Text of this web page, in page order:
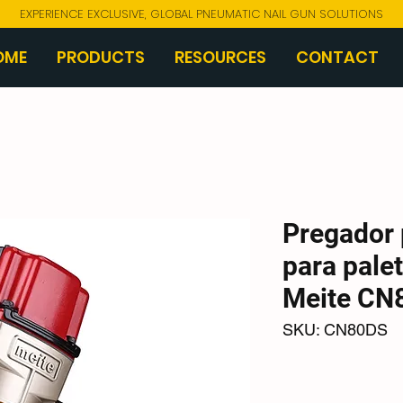
EXPERIENCE EXCLUSIVE, GLOBAL PNEUMATIC NAIL GUN SOLUTIONS
PRODUCTS RESOURCES CONTACT
para
Meite
SKU: CN80DS